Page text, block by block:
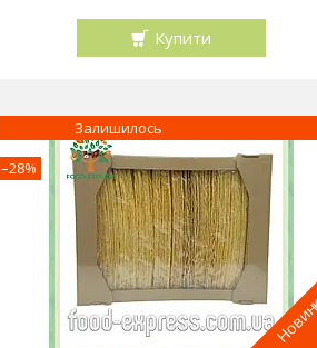
Купити
–28%
Залишилось